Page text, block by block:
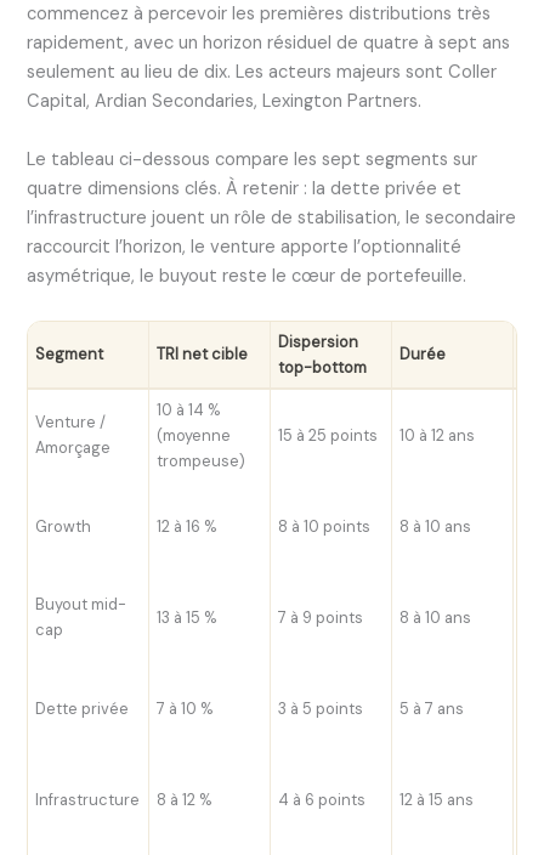
commencez à percevoir les premières distributions très
rapidement, avec un horizon résiduel de quatre à sept ans
seulement au lieu de dix. Les acteurs majeurs sont Coller
Capital, Ardian Secondaries, Lexington Partners.
Le tableau ci-dessous compare les sept segments sur
quatre dimensions clés. À retenir : la dette privée et
l’infrastructure jouent un rôle de stabilisation, le secondaire
raccourcit l’horizon, le venture apporte l’optionnalité
asymétrique, le buyout reste le cœur de portefeuille.
Segment TRI net cible
Dispersion
top-bottom
Durée
Venture /
Amorçage
10 à 14 %
(moyenne
trompeuse)
15 à 25 points 10 à 12 ans
Growth 12 à 16 % 8 à 10 points 8 à 10 ans
Buyout mid-
cap
13 à 15 % 7 à 9 points 8 à 10 ans
Dette privée 7 à 10 % 3 à 5 points 5 à 7 ans
Infrastructure 8 à 12 % 4 à 6 points 12 à 15 ans